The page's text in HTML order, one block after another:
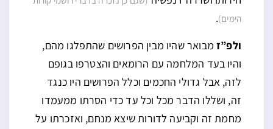
הימים).
ולפ”זמבואר שהיו מבין הפרושים שהתפלגו מהם,
והיו בעד המלחמה עם הרומאים והצטרפו בגופם
לזה, אבל גדולי החכמים וכלל הפרושים היו כנגד
זה, ושללו הדבר מכל וכל עד כדי הסרתו ממעמדו
מחמת זה וקביעה לדורות שיצא מנחם, ואזכרתו על